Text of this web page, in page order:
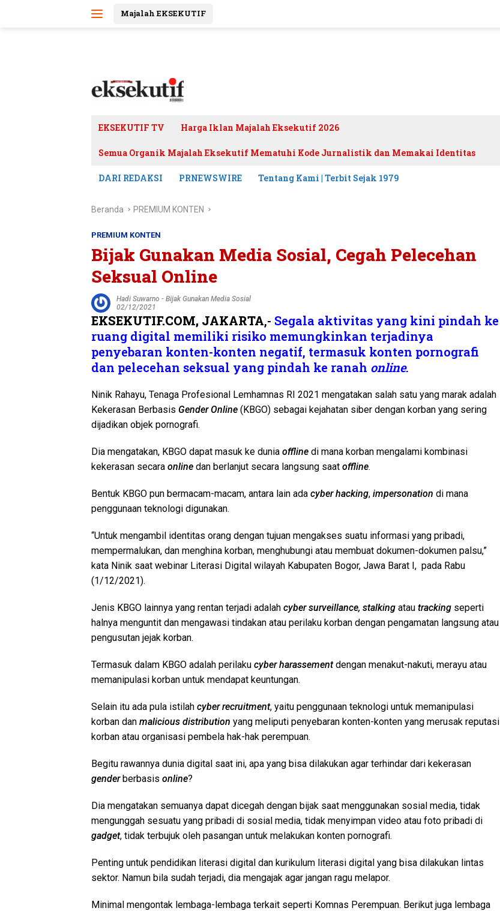
Majalah EKSEKUTIF
EKSEKUTIF TV Harga Iklan Majalah Eksekutif 2026
Semua Organik Majalah Eksekutif Mematuhi Kode Jurnalistik dan Memakai Identitas
DARI REDAKSI PRNEWSWIRE Tentang Kami | Terbit Sejak 1979
Beranda PREMIUM KONTEN
PREMIUM KONTEN
Bijak Gunakan Media Sosial, Cegah Pelecehan
Seksual Online
Hadi Suwarno - Bijak Gunakan Media Sosial
02/12/2021
EKSEKUTIF.COM, JAKARTA,- Segala aktivitas yang kini pindah ke
ruang digital memiliki risiko memungkinkan terjadinya
penyebaran konten-konten negatif, termasuk konten pornografi
dan pelecehan seksual yang pindah ke ranah online.
Ninik Rahayu, Tenaga Profesional Lemhamnas RI 2021 mengatakan salah satu yang marak adalah
Kekerasan Berbasis Gender Online (KBGO) sebagai kejahatan siber dengan korban yang sering
dijadikan objek pornografi.
Dia mengatakan, KBGO dapat masuk ke dunia offline di mana korban mengalami kombinasi
kekerasan secara online dan berlanjut secara langsung saat offline.
Bentuk KBGO pun bermacam-macam, antara lain ada cyber hacking, impersonation di mana
penggunaan teknologi digunakan.
“Untuk mengambil identitas orang dengan tujuan mengakses suatu informasi yang pribadi,
mempermalukan, dan menghina korban, menghubungi atau membuat dokumen-dokumen palsu,”
kata Ninik saat webinar Literasi Digital wilayah Kabupaten Bogor, Jawa Barat I, pada Rabu
(1/12/2021).
Jenis KBGO lainnya yang rentan terjadi adalah cyber surveillance, stalking atau tracking seperti
halnya menguntit dan mengawasi tindakan atau perilaku korban dengan pengamatan langsung atau
pengusutan jejak korban.
Termasuk dalam KBGO adalah perilaku cyber harassementdengan menakut-nakuti, merayu atau
memanipulasi korban untuk mendapat keuntungan.
Selain itu ada pula istilah cyber recruitment, yaitu penggunaan teknologi untuk memanipulasi
korban dan malicious distribution yang meliputi penyebaran konten-konten yang merusak reputasi
korban atau organisasi pembela hak-hak perempuan.
Begitu rawannya dunia digital saat ini, apa yang bisa dilakukan agar terhindar dari kekerasan
genderberbasis online?
Dia mengatakan semuanya dapat dicegah dengan bijak saat menggunakan sosial media, tidak
mengunggah sesuatu yang pribadi di sosial media, tidak menyimpan video atau foto pribadi di
gadget, tidak terbujuk oleh pasangan untuk melakukan konten pornografi.
Penting untuk pendidikan literasi digital dan kurikulum literasi digital yang bisa dilakukan lintas
sektor. Namun bila sudah terjadi, dia mengajak agar jangan ragu melapor.
Minimal mengontak lembaga-lembaga terkait seperti Komnas Perempuan. Berikut juga lembaga